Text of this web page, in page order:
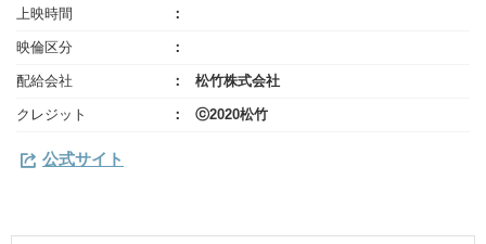
上映時間
映倫区分
配給会社 松竹株式会社
クレジット ⓒ2020松竹
公式サイト